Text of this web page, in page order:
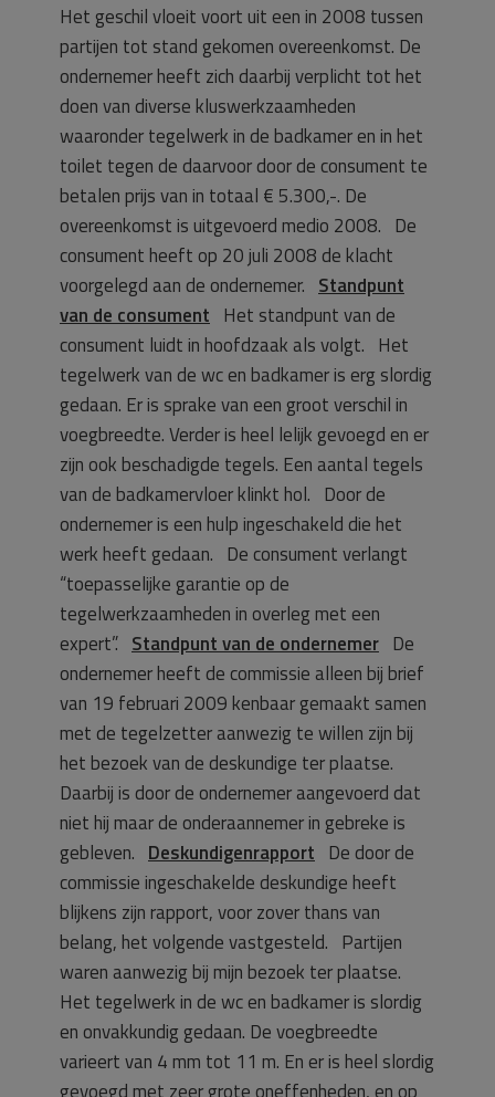
Het geschil vloeit voort uit een in 2008 tussen
partijen tot stand gekomen overeenkomst. De
ondernemer heeft zich daarbij verplicht tot het
doen van diverse kluswerkzaamheden
waaronder tegelwerk in de badkamer en in het
toilet tegen de daarvoor door de consument te
betalen prijs van in totaal € 5.300,-. De
overeenkomst is uitgevoerd medio 2008. De
consument heeft op 20 juli 2008 de klacht
voorgelegd aan de ondernemer. Standpunt
van de consument Het standpunt van de
consument luidt in hoofdzaak als volgt. Het
tegelwerk van de wc en badkamer is erg slordig
gedaan. Er is sprake van een groot verschil in
voegbreedte. Verder is heel lelijk gevoegd en er
zijn ook beschadigde tegels. Een aantal tegels
van de badkamervloer klinkt hol. Door de
ondernemer is een hulp ingeschakeld die het
werk heeft gedaan. De consument verlangt
“toepasselijke garantie op de
tegelwerkzaamheden in overleg met een
expert”. Standpunt van de ondernemer De
ondernemer heeft de commissie alleen bij brief
van 19 februari 2009 kenbaar gemaakt samen
met de tegelzetter aanwezig te willen zijn bij
het bezoek van de deskundige ter plaatse.
Daarbij is door de ondernemer aangevoerd dat
niet hij maar de onderaannemer in gebreke is
gebleven. Deskundigenrapport De door de
commissie ingeschakelde deskundige heeft
blijkens zijn rapport, voor zover thans van
belang, het volgende vastgesteld. Partijen
waren aanwezig bij mijn bezoek ter plaatse.
Het tegelwerk in de wc en badkamer is slordig
en onvakkundig gedaan. De voegbreedte
varieert van 4 mm tot 11 m. En er is heel slordig
gevoegd met zeer grote oneffenheden, en op